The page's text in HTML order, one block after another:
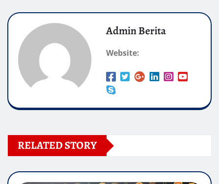
Admin Berita
Website:
RELATED STORY